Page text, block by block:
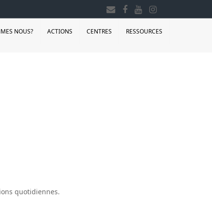
NOUS? ACTIONS CENTRES RESSOURCES
quotidiennes.